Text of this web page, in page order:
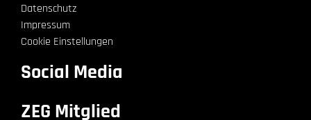
Datenschutz
Impressum
Cookie Einstellungen
Social Media
ZEG Mitglied